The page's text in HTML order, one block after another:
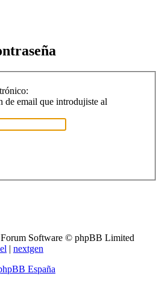
de email que introdujiste al
Software © phpBB Limited
| nextgen
España